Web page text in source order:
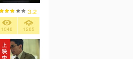
3.2
1046 1265